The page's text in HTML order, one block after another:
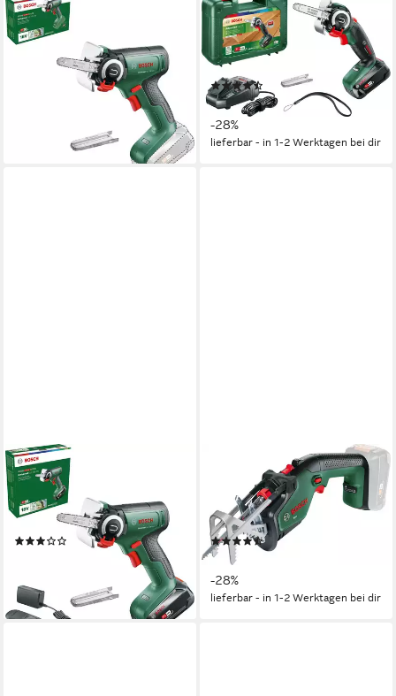
BOSCH HOME & GARDEN
Akku-Säge UniversalCut 18V-
65 - solo, ohne Akku und
Ladegerät
UVP143,99 €
lieferbar - in 1-2 Werktagen bei dir
BOSCH HOME & GARDEN
Akku-Säbelsäge AdvancedCut
18, Set, 18 V, 2,5 Ah, inkl.
Akku und Ladegerät
(50)
176,45 € UVP 245,98 €
-28%
lieferbar - in 1-2 Werktagen bei dir
BOSCH HOME & GARDEN
Akku-Säge UniversalCut 18V-
65, mit Akku 18V/2,5Ah und
Ladegerät
(2)
194,98 €
lieferbar - in 1-2 Werktagen bei dir
BOSCH HOME & GARDEN
Akku-Säbelsäge Keo 18, mit
Schweizer Präzisionsklinge,
ohne Akku und Ladegerät
(2)
82,48 €
-28%
lieferbar - in 1-2 Werktagen bei dir